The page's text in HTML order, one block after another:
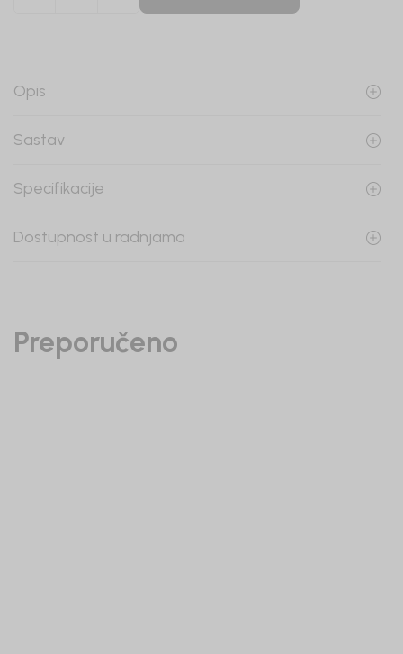
Opis
Sastav
Specifikacije
Dostupnost u radnjama
Preporučeno